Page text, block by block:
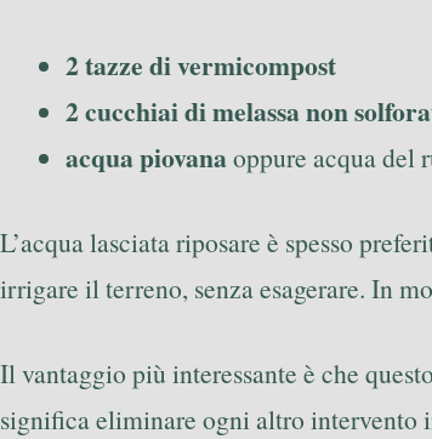
2 tazze di vermicompost
2 cucchiai di melassa non
acqua piovanaoppure acqua del
L’acqua lasciata riposare è spesso
irrigare il terreno, senza esagerare. In
Il vantaggio più interessante è che
significa eliminare ogni altro intervento